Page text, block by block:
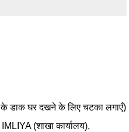
के डाक घर दखने के लिए चटका लगाएँ)
(शाखा कार्यालय),